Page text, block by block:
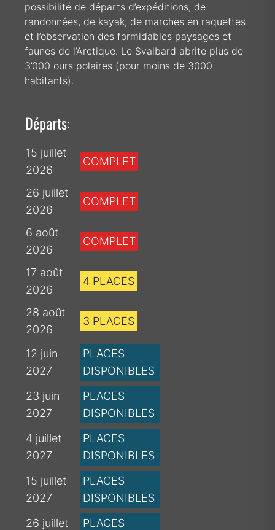
possibilité de départs d’expéditions, de
randonnées, de kayak, de marches en raquettes
et l’observation des formidables paysages et
faunes de l’Arctique. Le Svalbard abrite plus de
3’000 ours polaires (pour moins de 3000
habitants).
Départs:
15 juillet
2026
COMPLET
26 juillet
2026
COMPLET
6 août
2026
COMPLET
17 août
2026
4 PLACES
28 août
2026
3 PLACES
12 juin
2027
PLACES
DISPONIBLES
23 juin
2027
PLACES
DISPONIBLES
4 juillet
2027
PLACES
DISPONIBLES
15 juillet
2027
PLACES
DISPONIBLES
26 juillet
PLACES